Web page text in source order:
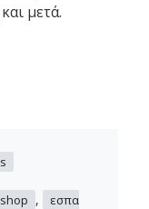
μετά.
,
εσπα